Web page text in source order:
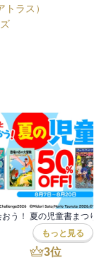
じるということ
んだろう。
。新しい文化に
戦術思いつかな
を手に入れていた
ったということな
遂げたのも激しい
智光秀だけでなく
秀は真面目な人物
ない。もしかする
なしに聞くと横
ラス）
う！ 夏の児童書まつり
もっと見る
3位